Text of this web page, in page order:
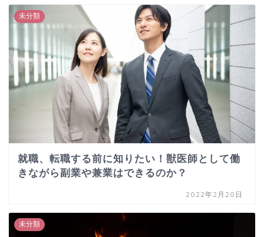
未分類
就職、転職する前に知りたい！獣医師として働
きながら副業や兼業はできるのか？
2022年2月20日
未分類